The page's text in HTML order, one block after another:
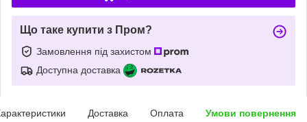
Що таке купити з Пром?
Замовлення під захистом
Доступна доставка
Доставка Оплата Умови повернення